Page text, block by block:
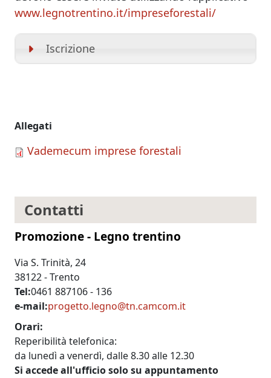
www.legnotrentino.it/impreseforestali/
Iscrizione
Allegati
Vademecum imprese forestali
Contatti
Promozione - Legno trentino
Via S. Trinità, 24
38122 - Trento
Tel 0461 887106 - 136
e-mail progetto.legno@tn.camcom.it
Orari
Reperibilità telefonica:
da lunedì a venerdì, dalle 8.30 alle 12.30
Si accede all'ufficio solo su appuntamento